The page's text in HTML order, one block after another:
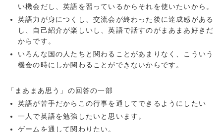
い機会だし、英語を習っているからそれを使いたいから。
英語力が身につくし、交流会が終わった後に達成感がある
し、自己紹介が楽しいし、英語で話すのがまあまあ好きだ
からです。
いろんな国の人たちと関わることがあまりなく、こういう
機会の時にしか関わることができないからです。
「まあまあ思う」の回答の一部
英語が苦手だからこの行事を通してできるようにしたい
一人で英語を勉強したいと思います。
ゲームを通して関わりたい。